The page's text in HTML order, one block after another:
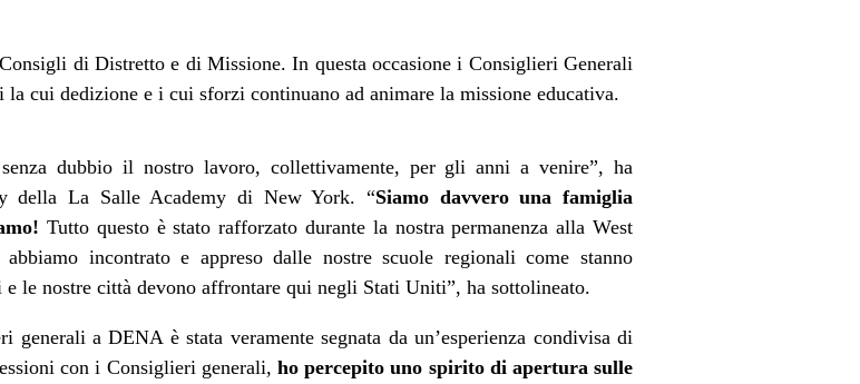
di Distretto e di Missione. In questa occasione i Consiglieri Generali
cui dedizione e i cui sforzi continuano ad animare la missione educativa.
dubbio il nostro lavoro, collettivamente, per gli anni a venire”, ha
della La Salle Academy di New York. “Siamo davvero una famiglia
Tutto questo è stato rafforzato durante la nostra permanenza alla West
incontrato e appreso dalle nostre scuole regionali come stanno
le nostre città devono affrontare qui negli Stati Uniti”, ha sottolineato.
a DENA è stata veramente segnata da un’esperienza condivisa di
con i Consiglieri generali, ho percepito uno spirito di apertura sulle